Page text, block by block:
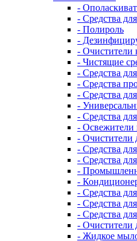
-
- Средства
- Полироль
-
- Очистители
- Чистящие
- Средства
- Средства
- Средства
-
- Средства
- Освежители
- Очистители
- Средства
- Средства
-
-
- Средства
- Средства
- Средства
- Очистители
- Жидкое